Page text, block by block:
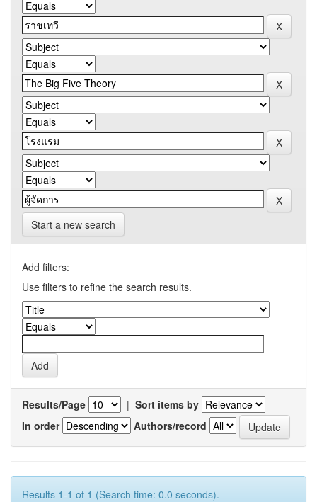
Start a new search
Add filters:
Use filters to refine the search results.
Results/Page | Sort items by
In order
Authors/record
Results 1-1 of 1 (Search time: 0.0 seconds).